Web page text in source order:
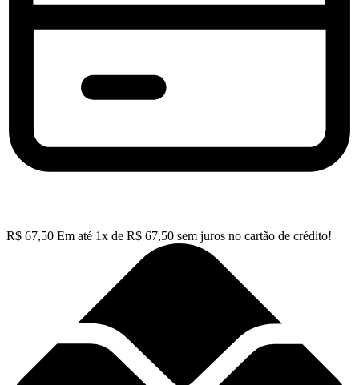
R$ 67,50 Em até 1x de R$ 67,50 sem juros no cartão de crédito!